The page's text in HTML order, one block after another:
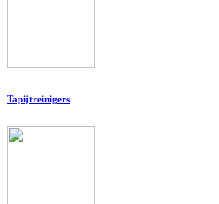
Tapijtreinigers